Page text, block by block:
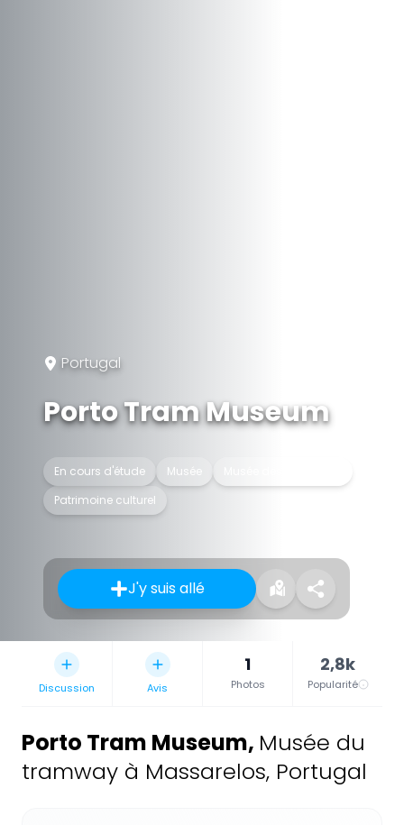
Portugal
Porto Tram Museum
En cours d'étude Musée
Patrimoine culturel
J'y suis allé
Discussion Avis
1
Photos
2,8k
Popularité
Porto Tram Museum, Musée du
tramway à Massarelos, Portugal